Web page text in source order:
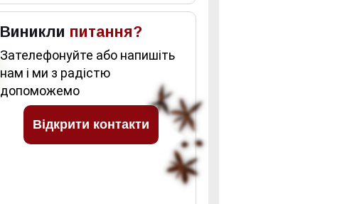
Виникли питання?
Зателефонуйте або напишіть
нам і ми з радістю
допоможемо
Відкрити контакти